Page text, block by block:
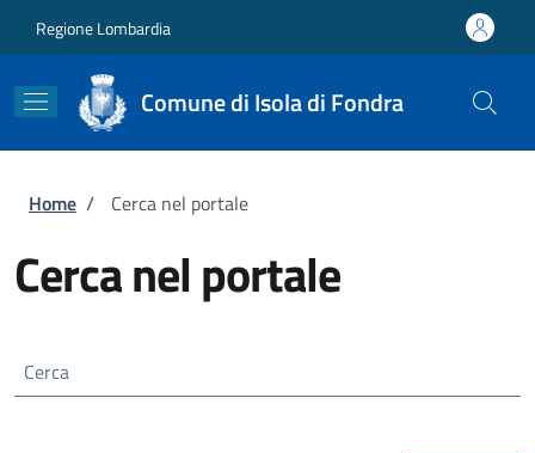
Regione Lombardia
Comune di Isola di Fondra
Briciole di pane
Home / Cerca nel portale
Cerca nel portale
Cerca